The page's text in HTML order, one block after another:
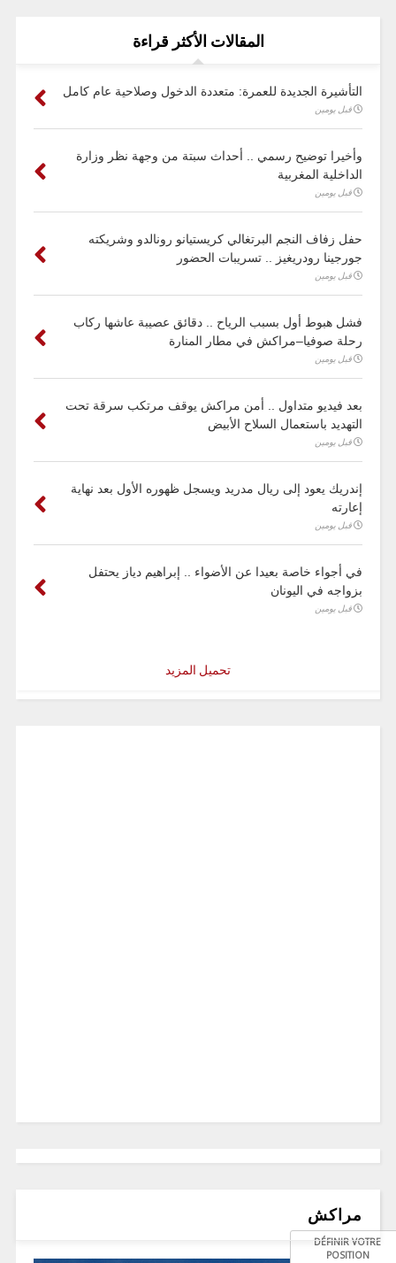
المقالات الأكثر قراءة
التأشيرة الجديدة للعمرة: متعددة الدخول وصلاحية عام كامل
قبل يومين
وأخيرا توضيح رسمي .. أحداث سبتة من وجهة نظر وزارة
الداخلية المغربية
قبل يومين
حفل زفاف النجم البرتغالي كريستيانو رونالدو وشريكته
جورجينا رودريغيز .. تسريبات الحضور
قبل يومين
فشل هبوط أول بسبب الرياح .. دقائق عصيبة عاشها ركاب
رحلة صوفيا–مراكش في مطار المنارة
قبل يومين
بعد فيديو متداول .. أمن مراكش يوقف مرتكب سرقة تحت
التهديد باستعمال السلاح الأبيض
قبل يومين
إندريك يعود إلى ريال مدريد ويسجل ظهوره الأول بعد نهاية
إعارته
قبل يومين
في أجواء خاصة بعيدا عن الأضواء .. إبراهيم دياز يحتفل
بزواجه في اليونان
قبل يومين
تحميل المزيد
مراكش
DÉFINIR VOTRE
POSITION